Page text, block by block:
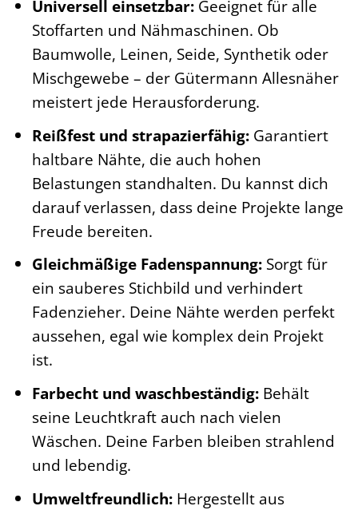
Universell einsetzbar:Geeignet für alle
Stoffarten und Nähmaschinen. Ob
Baumwolle, Leinen, Seide, Synthetik oder
Mischgewebe – der Gütermann Allesnäher
meistert jede Herausforderung.
Reißfest und strapazierfähig:Garantiert
haltbare Nähte, die auch hohen
Belastungen standhalten. Du kannst dich
darauf verlassen, dass deine Projekte lange
Freude bereiten.
Gleichmäßige Fadenspannung:Sorgt für
ein sauberes Stichbild und verhindert
Fadenzieher. Deine Nähte werden perfekt
aussehen, egal wie komplex dein Projekt
ist.
Farbecht und waschbeständig:Behält
seine Leuchtkraft auch nach vielen
Wäschen. Deine Farben bleiben strahlend
und lebendig.
Umweltfreundlich:Hergestellt aus